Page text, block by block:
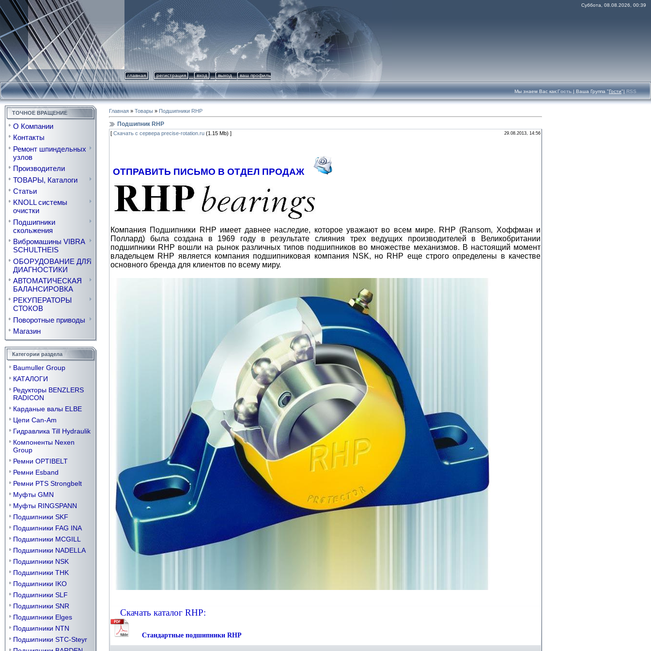
Суббота, 08.08.2026, 00:39
главная ваш профиль
регистрация выход
вход
Мы знаем Вас как:Гость | Ваша Группа "Гости"| RSS
ТОЧНОЕ ВРАЩЕНИЕ
О Компании
Контакты
Ремонт шпиндельных
узлов
Производители
ТОВАРЫ, Каталоги
Статьи
KNOLL системы
очистки
Подшипники
скольжения
Вибромашины VIBRA
SCHULTHEIS
ОБОРУДОВАНИЕ ДЛЯ
ДИАГНОСТИКИ
АВТОМАТИЧЕСКАЯ
БАЛАНСИРОВКА
РЕКУПЕРАТОРЫ
СТОКОВ
Поворотные приводы
Магазин
Категории раздела
Baumuller Group
КАТАЛОГИ
Редукторы BENZLERS
RADICON
Карданые валы ELBE
Цепи Can-Am
Гидравлика Till Hydraulik
Компоненты Nexen
Group
Ремни OPTIBELT
Ремни Esband
Ремни PTS Strongbelt
Муфты GMN
Муфты RINGSPANN
Подшипники SKF
Подшипники FAG INA
Подшипники MCGILL
Подшипники NADELLA
Подшипники NSK
Подшипники THK
Подшипники IKO
Подшипники SLF
Подшипники SNR
Подшипники Elges
Подшипники NTN
Подшипники STC-Steyr
Главная » Товары » Подшипники RHP
Подшипник RHP
[ Скачать с сервера precise-rotation.ru (1.15 Mb) ] 29.08.2013, 14:56
ОТПРАВИТЬ ПИСЬМО В ОТДЕЛ ПРОДАЖ
Компания Подшипники RHP имеет давнее наследие, которое уважают во всем мире. RHP (Ransom, Хоффман и
Поллард) была создана в 1969 году в результате слияния трех ведущих производителей в Великобритании
подшипники RHP вошли на рынок различных типов подшипников во множестве механизмов. В настоящий момент
владельцем RHP является компания подшипниковая компания NSK, но RHP еще строго определены в качестве
основного бренда для клиентов по всему миру.
Скачать каталог RHP:
Стандартные подшипники RHP